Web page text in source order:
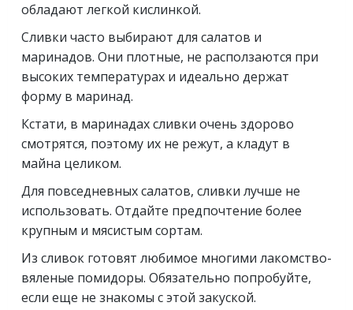
обладают легкой кислинкой.
Сливки часто выбирают для салатов и
маринадов. Они плотные, не расползаются при
высоких температурах и идеально держат
форму в маринад.
Кстати, в маринадах сливки очень здорово
смотрятся, поэтому их не режут, а кладут в
майна целиком.
Для повседневных салатов, сливки лучше не
использовать. Отдайте предпочтение более
крупным и мясистым сортам.
Из сливок готовят любимое многими лакомство-
вяленые помидоры. Обязательно попробуйте,
если еще не знакомы с этой закуской.